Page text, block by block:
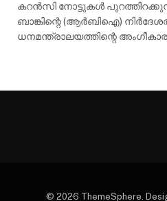
കറൻസി നോട്ടുകൾ
ബാങ്കിന്റെ (ആർബിഐ)
ധനമന്ത്രാലയത്തിന്റെ
© 2026 ThemeSphere.